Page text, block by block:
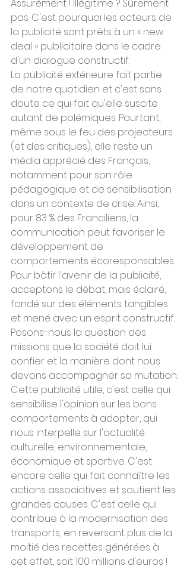
Assurément ! Illégitime ? Sûrement
pas. C'est pourquoi les acteurs de
la publicité sont prêts à un « new
deal » publicitaire dans le cadre
d'un dialogue constructif.
La publicité extérieure fait partie
de notre quotidien et c'est sans
doute ce qui fait qu'elle suscite
autant de polémiques. Pourtant,
même sous le feu des projecteurs
(et des critiques), elle reste un
média apprécié des Français,
notamment pour son rôle
pédagogique et de sensibilisation
dans un contexte de crise. Ainsi,
pour 83 % des Franciliens, la
communication peut favoriser le
développement de
comportements écoresponsables.
Pour bâtir l'avenir de la publicité,
acceptons le débat, mais éclairé,
fondé sur des éléments tangibles
et mené avec un esprit constructif.
Posons-nous la question des
missions que la société doit lui
confier et la manière dont nous
devons accompagner sa mutation.
Cette publicité utile, c'est celle qui
sensibilise l'opinion sur les bons
comportements à adopter, qui
nous interpelle sur l'actualité
culturelle, environnementale,
économique et sportive. C'est
encore celle qui fait connaître les
actions associatives et soutient les
grandes causes. C'est celle qui
contribue à la modernisation des
transports, en reversant plus de la
moitié des recettes générées à
cet effet, soit 100 millions d'euros !